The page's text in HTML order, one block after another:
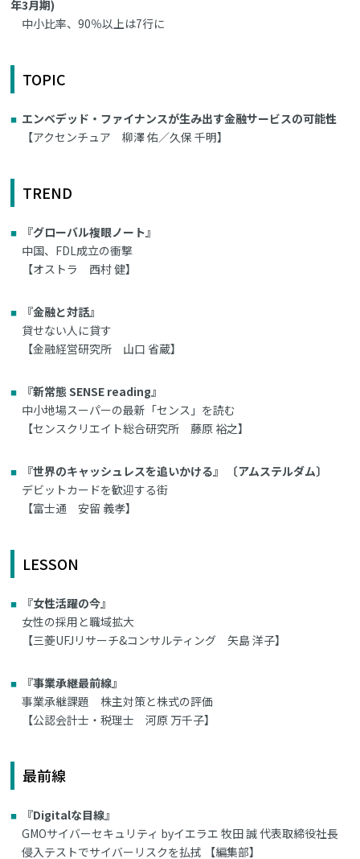
年3月期)
中小比率、90％以上は7行に
TOPIC
エンベデッド・ファイナンスが生み出す金融サービスの可能性
【アクセンチュア 柳澤 佑／久保 千明】
TREND
『グローバル複眼ノート』
中国、FDL成立の衝撃
【オストラ 西村 健】
『金融と対話』
貸せない人に貸す
【金融経営研究所 山口 省蔵】
『新常態 SENSE reading』
中小地場スーパーの最新「センス」を読む
【センスクリエイト総合研究所 藤原 裕之】
『世界のキャッシュレスを追いかける』 〔アムステルダム〕
デビットカードを歓迎する街
【富士通 安留 義孝】
LESSON
『女性活躍の今』
女性の採用と職域拡大
【三菱UFJリサーチ&コンサルティング 矢島 洋子】
『事業承継最前線』
事業承継課題 株主対策と株式の評価
【公認会計士・税理士 河原 万千子】
最前線
『Digitalな目線』
GMOサイバーセキュリティ byイエラエ 牧田 誠 代表取締役社長
侵入テストでサイバーリスクを払拭 【編集部】